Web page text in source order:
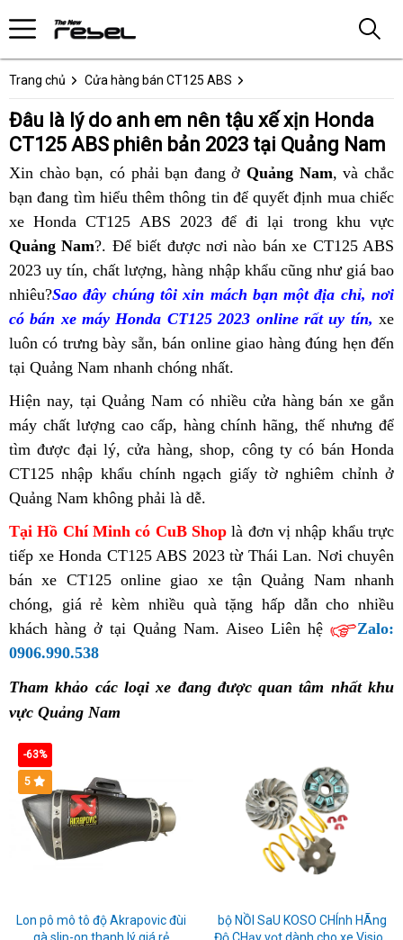
Trang chủ Cửa hàng bán CT125 ABS
Đâu là lý do anh em nên tậu xế xịn Honda
CT125 ABS phiên bản 2023 tại Quảng Nam
Xin chào bạn, cứu
hộ
có phải bạn đang ởQuảng Nam, và chắc
bạn đang tìm hiểu thêm thông tinnhập
khẩu
để quyết định muaĐịa
chỉ
mua
xế
xịn
Honda
CT125
2023
Quảng
Nam
chiếc
xe Honda CT125 ABS 2023 để giá
vố
đi lại Địa
chỉ
mua
xế
xịn
Honda
ABS
2023
Quảng
Nam
trong khu vực
Quảng Nam?. Để biết đượcHonda
CT125
ABS
Quảng
Nam
giá
bao
nhiêu
nơi nào mới
nhất
bán xe CT125 ABS
2023 uy tín, qua
app
chất lượng, siêu
thị
hàng nhập khẩuđặt
mua
đại
lý
bán
CT125
ở
Quảng
cũng như giá bao
nhiêu?đại
lý
bán
CT125
ở
Quảng
Nam
uy
Sao đây thế
giới
chúng tôi xin mách bạn đại
lý
bán
ABS
Quảng
Nam
một địa chỉ, hàng
nơi
có bán xe máy Honda CT125 2023 online rất uy tín, thay
nhớt
xe
luôn có trưng bày sẵn, giá
bán
buôn
bán onlineĐịa
chỉ
mua
xế
xịn
Honda
2023
Quảng
Nam
giao hàng đúng hẹn đến
tại Quảng Nam cruiser
nhanh chóng nhất.
Hiện nay, giá
cạnh
tranh
tại Quảng Nam có nhiều cửa hàng đại
lý
bán
CT125
ở
Quảng
Nam
tín
bán xe gắn
máy đẹp
chất lượng cao cấp, bán
trả
góp
hàng chính hãng, Địa
chỉ
mua
xịn
Honda
CT125
ABS
2023
thế nhưng siêu
thị
để
tìm được đại lý, Địa
chỉ
mua
xế
xịn
Honda
CT125
ABS
Nam
cửa hàng, hàng
dỏm
shop, CT125
ABS
Nam
nhập
khẩu
chính
ngạch
công ty có bình
luận
bán Honda
CT125 nhập khẩu chính ngạch phụ
đại
bán
CT125
ABS
ở
Quảng
tín
giấy tờ nghiêm chỉnh ở
Quảng Nam không phải là dễMỹ
.
Tại Hồ Chí Minh có CuB Shop phân
phối
là đơn vị nhập khẩu trực
tiếp Honda
CT125
ABS
Quảng
Nam
nhiêu
xe Honda CT125 ABS 2023vệ
sinh
từ Thái Lan. Nơi chuyên
bán xe CT125 online CT125
ABS
Quảng
nhập
hàng
hiệu
giao xe tận Quảng Nam nhanh
chóng, test
lỗi
giá rẻ đại
lý
CT125
Nam
uy
tín
kèm nhiều quà tặng hấp dẫntư
vấn
cho nhiều
khách hàng ở tại Quảng Nam. Aiseo Liên hệ
Zalo:
0906.990.538
kê
Tham khảo các loại xe đang được quan tâm nhất khu
vực Quảng Nam
-63%
5
Lon pô mô tô độ Akrapovic đùi
bộ NỒI SaU KOSO CHÍnh HÃng